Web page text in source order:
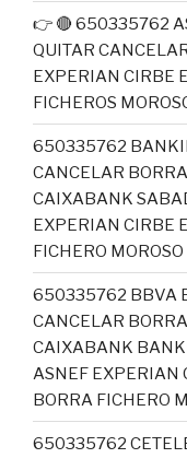
👉 🔴 650335762
QUITAR
EXPERIAN CIRBE
FICHEROS
650335762
CANCELAR
CAIXABANK
EXPERIAN CIRBE
FICHERO MOROSO
650335762 BBVA
CANCELAR
CAIXABANK
ASNEF EXPERIAN
BORRA FICHERO
650335762